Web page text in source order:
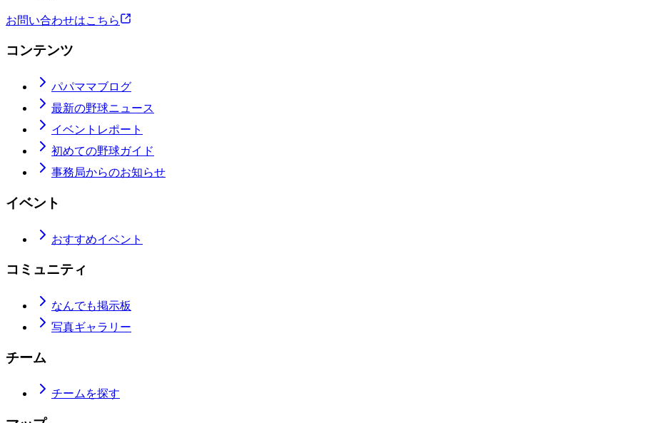
お問い合わせはこちら
コンテンツ
パパママブログ
最新の野球ニュース
イベントレポート
初めての野球ガイド
事務局からのお知らせ
イベント
おすすめイベント
コミュニティ
なんでも掲示板
写真ギャラリー
チーム
チームを探す